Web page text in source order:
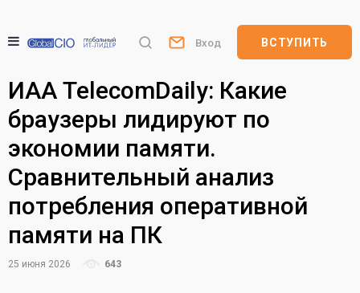
Вход ВСТУПИТЬ
ИАА TelecomDaily: Какие
браузеры лидируют по
экономии памяти.
Сравнительный анализ
потребления оперативной
памяти на ПК
25 июня 2026 643